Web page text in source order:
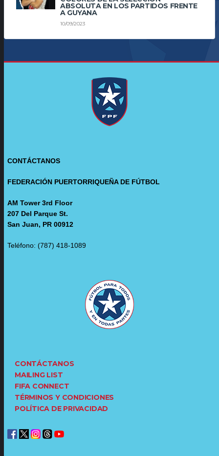
ABSOLUTA EN LOS PARTIDOS FRENTE
A GUYANA
10/09/2023
CONTÁCTANOS
FEDERACIÓN PUERTORRIQUEÑA DE FÚTBOL
AM Tower 3rd Floor
207 Del Parque St.
San Juan, PR 00912
Teléfono: (787) 418-1089
CONTÁCTANOS
MAILING LIST
FIFA CONNECT
TÉRMINOS Y CONDICIONES
POLÍTICA DE PRIVACIDAD